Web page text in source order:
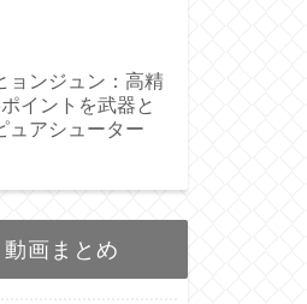
ョンジュン：高精
イントを武器と
ュアシューター
画まとめ